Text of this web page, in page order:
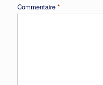
Commentaire *